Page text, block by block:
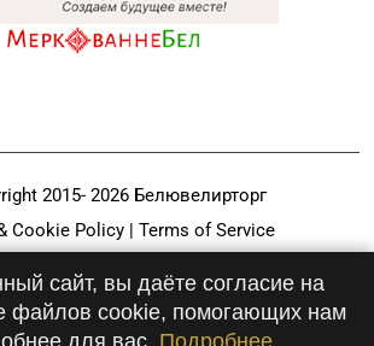
2015- 2026 Белювелирторг
Cookie Policy | Terms of Service
сайт, вы даёте согласие на
файлов cookie, помогающих нам
для вас. Подробнее